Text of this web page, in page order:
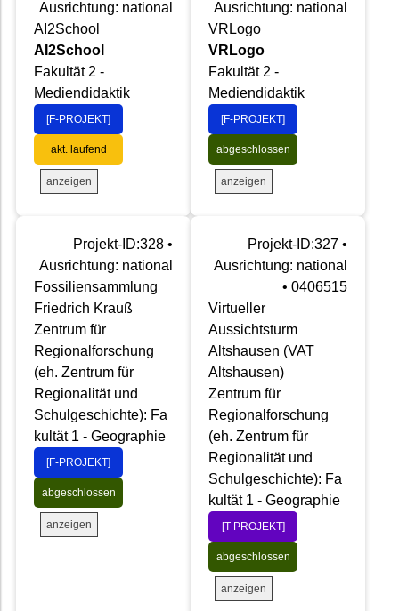
Ausrichtung: national
AI2School
AI2School
Fakultät 2 -
Mediendidaktik
[F-PROJEKT]
akt. laufend
anzeigen
Ausrichtung: national
VRLogo
VRLogo
Fakultät 2 -
Mediendidaktik
[F-PROJEKT]
abgeschlossen
anzeigen
Projekt-ID:328 •
Ausrichtung: national
Fossiliensammlung
Friedrich Krauß
Zentrum für
Regionalforschung
(eh. Zentrum für
Regionalität und
Schulgeschichte): Fa
kultät 1 - Geographie
[F-PROJEKT]
abgeschlossen
anzeigen
Projekt-ID:327 •
Ausrichtung: national
• 0406515
Virtueller
Aussichtsturm
Altshausen (VAT
Altshausen)
Zentrum für
Regionalforschung
(eh. Zentrum für
Regionalität und
Schulgeschichte): Fa
kultät 1 - Geographie
[T-PROJEKT]
abgeschlossen
anzeigen